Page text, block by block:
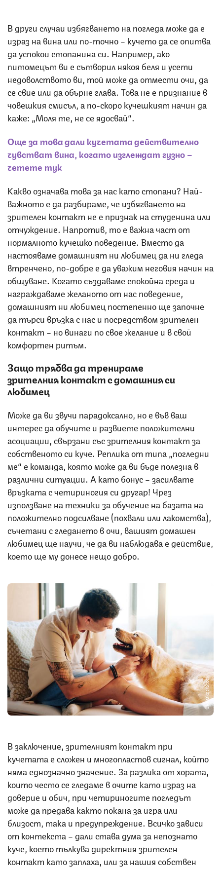
В други случаи избягването на погледа може да е
израз на вина или по-точно – кучето да се опитва
да успокои стопанина си. Например, ако
питомецът ви е сътворил някоя беля и усети
недоволството ви, той може да отмести очи, да
се свие или да обърне глава. Това не е признание в
човешкия смисъл, а по-скоро кучешкият начин да
каже: „Моля те, не се ядосвай“.
Още за това дали кучетата действително
чувстват вина, когато изглеждат гузно –
четете тук
Какво означава това за нас като стопани? Най-
важното е да разбираме, че избягването на
зрителен контакт не е признак на студенина или
отчуждение. Напротив, то е важна част от
нормалното кучешко поведение. Вместо да
настояваме домашният ни любимец да ни гледа
втренчено, по-добре е да уважим неговия начин на
общуване. Когато създаваме спокойна среда и
награждаваме желаното от нас поведение,
домашният ни любимец постепенно ще започне
да търси връзка с нас и посредством зрителен
контакт – но винаги по свое желание и в свой
комфортен ритъм.
Защо трябва да тренираме
зрителния контакт с домашния си
любимец
Може да ви звучи парадоксално, но е във ваш
интерес да обучите и развиете положителни
асоциации, свързани със зрителния контакт за
собственото си куче. Реплика от типа „погледни
ме“ е команда, която може да ви бъде полезна в
различни ситуации. А като бонус – засилвате
връзката с четириногия си другар! Чрез
използване на техники за обучение на базата на
положително подсилване (похвали или лакомства),
съчетани с гледането в очи, вашият домашен
любимец ще научи, че да ви наблюдава е действие,
което ще му донесе нещо добро.
Снимка: iStock
В заключение, зрителният контакт при
кучетата е сложен и многопластов сигнал, който
няма еднозначно значение. За разлика от хората,
които често се гледаме в очите като израз на
доверие и обич, при четириногите погледът
може да предава както покана за игра или
близост, така и предупреждение. Всичко зависи
от контекста – дали става дума за непознато
куче, което тълкува директния зрителен
контакт като заплаха, или за нашия собствен